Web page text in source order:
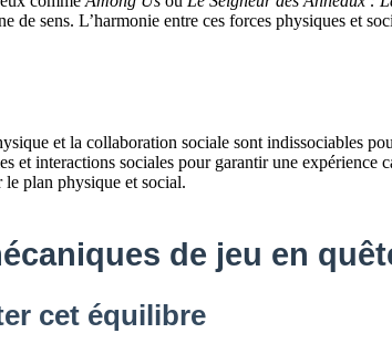
sens. L’harmonie entre ces forces physiques et
et la collaboration sociale sont indissociables
et interactions sociales pour garantir une expérience
le plan physique et social.
de jeu en
cet équilibre